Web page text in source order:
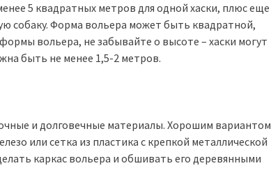
5 квадратных метров для одной хаски, плюс еще
собаку. Форма вольера может быть квадратной,
вольера, не забывайте о высоте – хаски могут
быть не менее 1,5-2 метров.
и долговечные материалы. Хорошим вариантом
или сетка из пластика с крепкой металлической
каркас вольера и обшивать его деревянными